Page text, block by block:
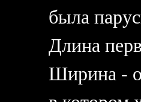
была
Длина
Ширина -